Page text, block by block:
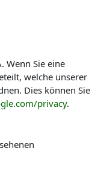
Wenn Sie eine
welche unserer
Dies können Sie
privacy.